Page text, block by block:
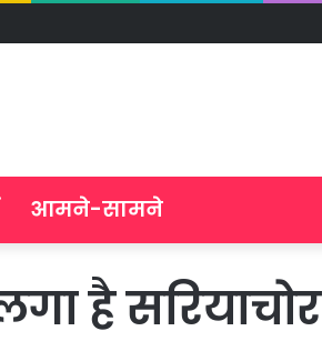
आमने-सामने
है सरियाचोर